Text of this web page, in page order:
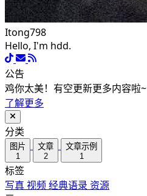
Itong798
Hello, I'm hdd.
公告
鸡你太美！有空更新更多内容啦~
了解更多
分类
图片
1
文章
2
文章示例
1
标签
写真视频经典语录 资源